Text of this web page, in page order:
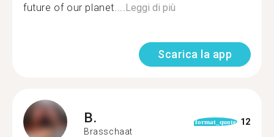
future of our planet....Leggi di più
Scarica la app
B.
Brasschaat
format_quote 12